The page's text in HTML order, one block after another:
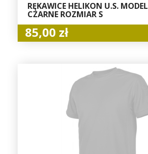
RĘKAWICE HELIKON U.S. MODEL
CZARNE ROZMIAR S
85,00 zł